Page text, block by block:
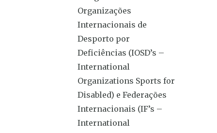
Organizações
Internacionais de
Desporto por
Deficiências (IOSD’s –
International
Organizations Sports for
Disabled) e Federações
Internacionais (IF’s –
International